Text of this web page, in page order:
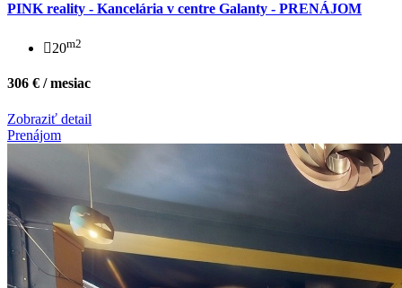
PINK reality - Kancelária v centre Galanty - PRENÁJOM
20m2
306 € / mesiac
Zobraziť detail
Prenájom